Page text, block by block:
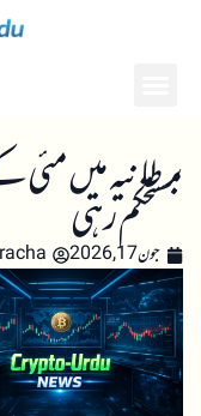
برطانیہ میں مئی
مستحکم رہی
جون 17, 2026